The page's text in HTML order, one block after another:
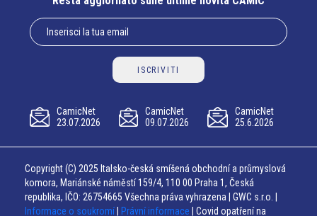
ISCRIVITI
CamicNet
23.07.2026
CamicNet
09.07.2026
CamicNet
25.6.2026
Copyright (C) 2025 Italsko-česká smíšená obchodní a průmyslová
komora, Mariánské náměstí 159/4, 110 00 Praha 1, Česká
republika, IČO: 26754665 Všechna práva vyhrazena | GWC s.r.o. |
Informace o soukromí
Právní informace | Covid opatření na